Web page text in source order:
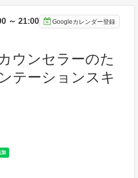
～ 21:00 Googleカレンダー登録
ウンセラーのた
テーションスキ